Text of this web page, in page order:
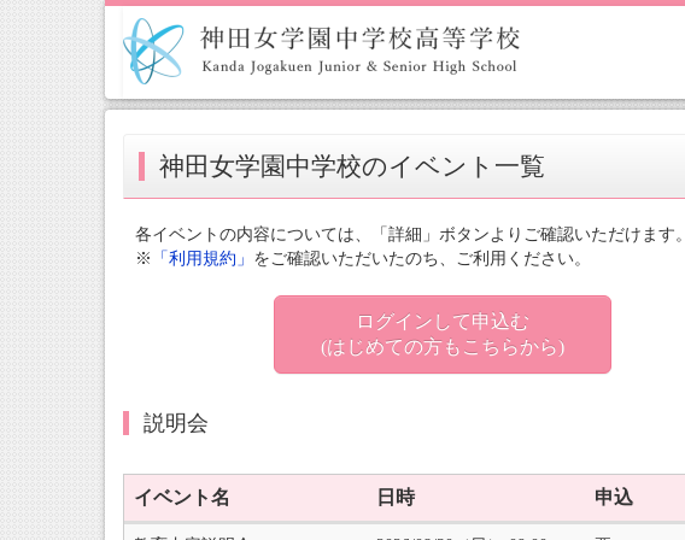
神田女学園中学校のイベント一覧
各イベントの内容については、「詳細」ボタンよりご確認いただけます。
※
「利用規約」 をご確認いただいたのち、ご利用ください。
ログインして申込む
(はじめての方もこちらから)
説明会
イベント名 日時 申込